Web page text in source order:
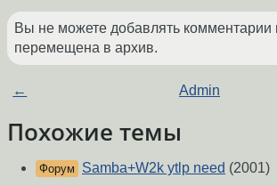
Вы не можете добавлять комментарии
перемещена в архив.
← Admin
Похожие темы
Форум Samba+W2k ytlp need (2001)